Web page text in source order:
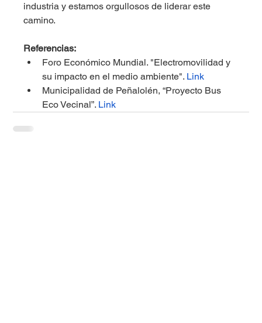
industria y estamos orgullosos de liderar este
camino.
Referencias:
Foro Económico Mundial. "Electromovilidad y
su impacto en el medio ambiente". Link
Municipalidad de Peñalolén, “Proyecto Bus
Eco Vecinal”. Link